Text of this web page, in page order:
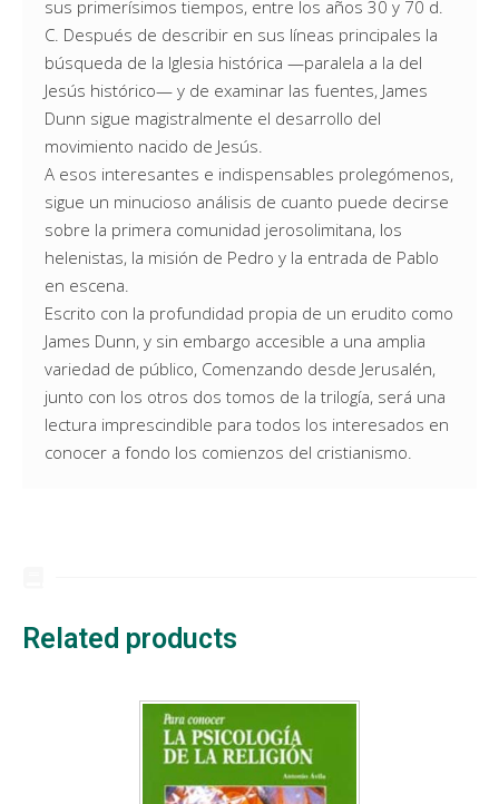
sus primerísimos tiempos, entre los años 30 y 70 d.
C. Después de describir en sus líneas principales la
búsqueda de la Iglesia histórica —paralela a la del
Jesús histórico— y de examinar las fuentes, James
Dunn sigue magistralmente el desarrollo del
movimiento nacido de Jesús.
A esos interesantes e indispensables prolegómenos,
sigue un minucioso análisis de cuanto puede decirse
sobre la primera comunidad jerosolimitana, los
helenistas, la misión de Pedro y la entrada de Pablo
en escena.
Escrito con la profundidad propia de un erudito como
James Dunn, y sin embargo accesible a una amplia
variedad de público, Comenzando desde Jerusalén,
junto con los otros dos tomos de la trilogía, será una
lectura imprescindible para todos los interesados en
conocer a fondo los comienzos del cristianismo.
Related products